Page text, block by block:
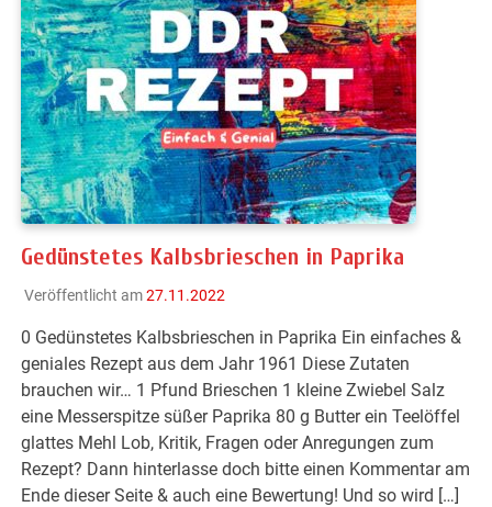
Gedünstetes Kalbsbrieschen in Paprika
Veröffentlicht am27.11.2022
0 Gedünstetes Kalbsbrieschen in Paprika Ein einfaches &
geniales Rezept aus dem Jahr 1961 Diese Zutaten
brauchen wir… 1 Pfund Brieschen 1 kleine Zwiebel Salz
eine Messerspitze süßer Paprika 80 g Butter ein Teelöffel
glattes Mehl Lob, Kritik, Fragen oder Anregungen zum
Rezept? Dann hinterlasse doch bitte einen Kommentar am
Ende dieser Seite & auch eine Bewertung! Und so wird […]